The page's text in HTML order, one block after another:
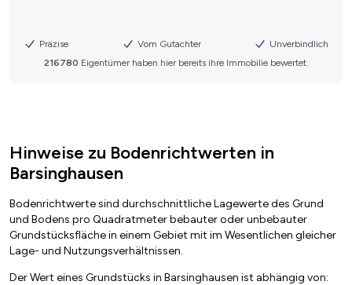
Hinweise zu Bodenrichtwerten in
Barsinghausen
Bodenrichtwerte sind durchschnittliche Lagewerte des Grund
und Bodens pro Quadratmeter bebauter oder unbebauter
Grundstücksfläche in einem Gebiet mit im Wesentlichen gleicher
Lage- und Nutzungsverhältnissen.
Der Wert eines Grundstücks in Barsinghausen ist abhängig von: